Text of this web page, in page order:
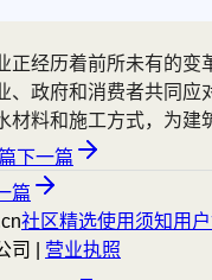
正经历着前所未有的
、政府和消费者共同
材料和施工方式，为建
下一篇
篇
社区精选使用须知用
|
营业执照